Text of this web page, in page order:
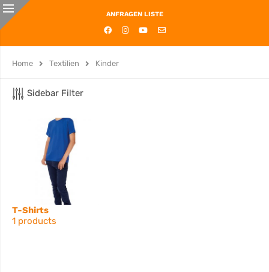
ANFRAGEN LISTE
Home Textilien Kinder
Sidebar Filter
T-Shirts
1 products